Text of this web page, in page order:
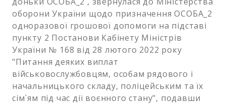
оборони України щодо призначення ОСОБА_2
одноразової грошової допомоги на підставі
пункту 2 Постанови Кабінету Міністрів
України № 168 від 28 лютого 2022 року
"Питання деяких виплат
військовослужбовцям, особам рядового і
начальницького складу, поліцейським та їх
сім`ям під час дії воєнного стану", подавши